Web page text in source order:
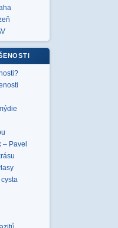
– Pavel